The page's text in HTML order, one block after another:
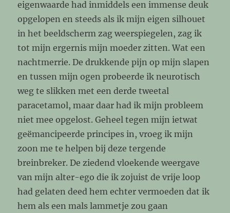
eigenwaarde had inmiddels een immense deuk
opgelopen en steeds als ik mijn eigen silhouet
in het beeldscherm zag weerspiegelen, zag ik
tot mijn ergernis mijn moeder zitten. Wat een
nachtmerrie. De drukkende pijn op mijn slapen
en tussen mijn ogen probeerde ik neurotisch
weg te slikken met een derde tweetal
paracetamol, maar daar had ik mijn probleem
niet mee opgelost. Geheel tegen mijn ietwat
geëmancipeerde principes in, vroeg ik mijn
zoon me te helpen bij deze tergende
breinbreker. De ziedend vloekende weergave
van mijn alter-ego die ik zojuist de vrije loop
had gelaten deed hem echter vermoeden dat ik
hem als een mals lammetje zou gaan